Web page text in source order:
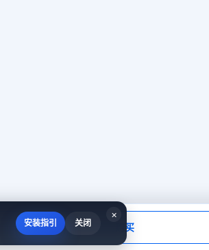
填写账号后购买
×
安装指引 关闭